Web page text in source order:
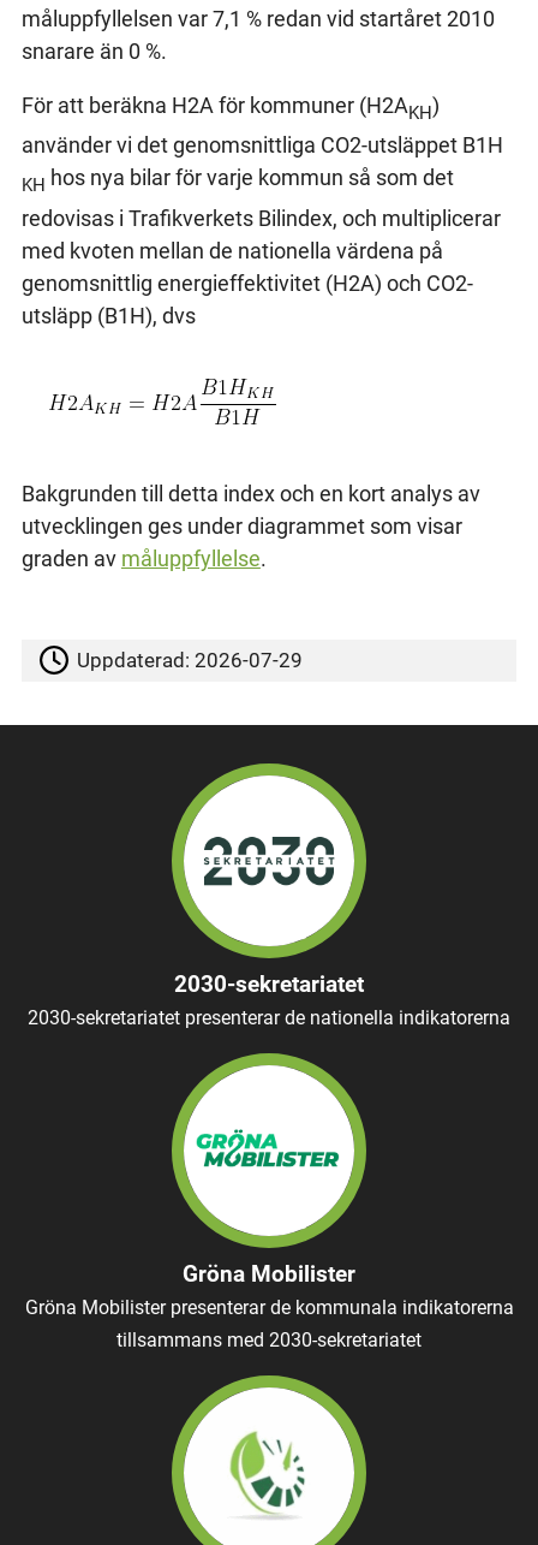
måluppfyllelsen var 7,1 % redan vid startåret 2010
snarare än 0 %.
För att beräkna H2A för kommuner (H2AKH)
använder vi det genomsnittliga CO2-utsläppet B1H
KH hos nya bilar för varje kommun så som det
redovisas i Trafikverkets Bilindex, och multiplicerar
med kvoten mellan de nationella värdena på
genomsnittlig energieffektivitet (H2A) och CO2-
utsläpp (B1H), dvs
Bakgrunden till detta index och en kort analys av
utvecklingen ges under diagrammet som visar
graden av måluppfyllelse.
Uppdaterad:2026-07-29
2030-sekretariatet
2030-sekretariatet presenterar de nationella indikatorerna
Gröna Mobilister
Gröna Mobilister presenterar de kommunala indikatorerna
tillsammans med 2030-sekretariatet